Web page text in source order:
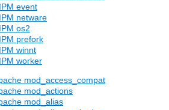
event
netware
os2
prefork
winnt
worker
mod_access_compat
mod_actions
mod_alias